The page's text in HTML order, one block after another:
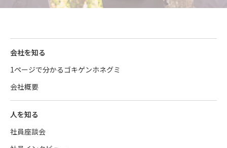
会社を知る
1ページで分かるゴキゲンホネグミ
会社概要
人を知る
社員座談会